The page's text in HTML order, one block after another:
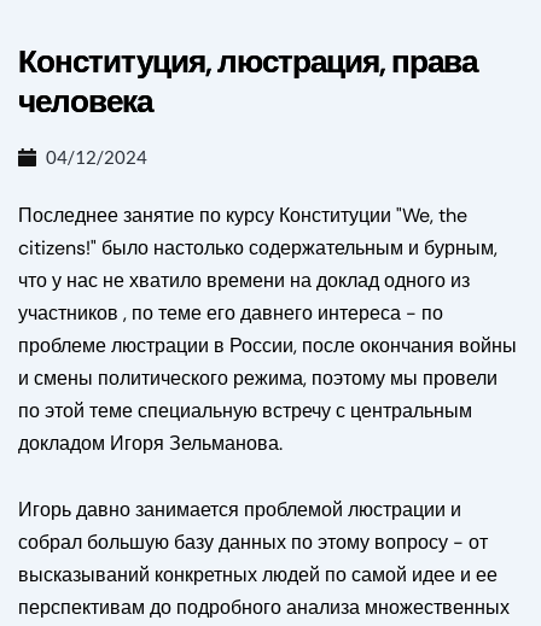
Конституция, люстрация, права
человека
04/12/2024
Последнее занятие по курсу Конституции "We, the
citizens!" было настолько содержательным и бурным,
что у нас не хватило времени на доклад одного из
участников , по теме его давнего интереса - по
проблеме люстрации в России, после окончания войны
и смены политического режима, поэтому мы провели
по этой теме специальную встречу с центральным
докладом Игоря Зельманова.
Игорь давно занимается проблемой люстрации и
собрал большую базу данных по этому вопросу - от
высказываний конкретных людей по самой идее и ее
перспективам до подробного анализа множественных